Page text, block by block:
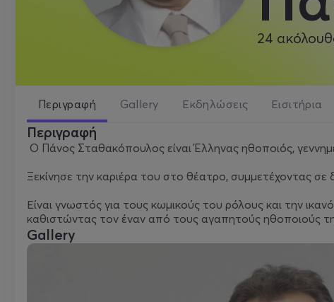
24
Περιγραφή Gallery Εκδηλώσεις Εισιτήρια
Περιγραφή
Ο Πάνος Σταθακόπουλος είναι Έλληνας ηθοποιός,
Ξεκίνησε την καριέρα του στο θέατρο, συμμετέχοντας
Είναι γνωστός για τους κωμικούς του ρόλους και την
καθιστώντας τον έναν από τους αγαπητούς ηθοποιούς
Gallery